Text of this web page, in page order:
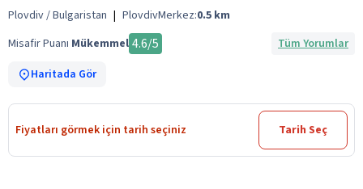
Plovdiv / Bulgaristan | PlovdivMerkez:0.5 km
Misafir Puanı Mükemmel 4.6/5
Tüm Yorumlar
Haritada Gör
Fiyatları görmek için tarih seçiniz Tarih Seç